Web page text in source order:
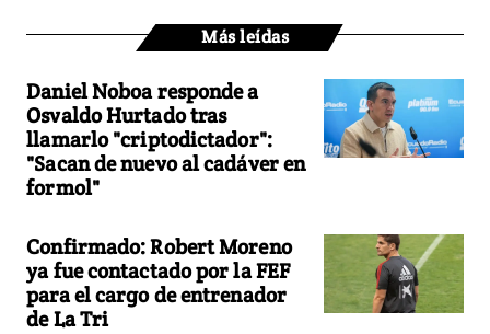
Más leídas
Daniel Noboa responde a
Osvaldo Hurtado tras
llamarlo "criptodictador":
"Sacan de nuevo al cadáver en
formol"
Confirmado: Robert Moreno
ya fue contactado por la FEF
para el cargo de entrenador
de La Tri